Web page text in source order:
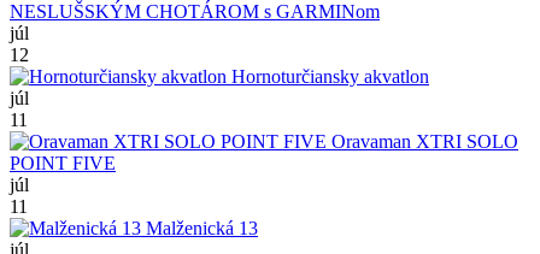
NESLUŠSKÝM CHOTÁROM s GARMINom
júl
12
Hornoturčiansky akvatlon
júl
11
Oravaman XTRI SOLO
POINT FIVE
júl
11
Malženická 13